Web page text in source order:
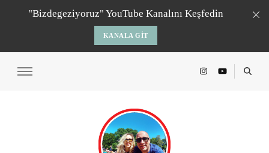
"Bizdegeziyoruz" YouTube Kanalını Keşfedin
KANALA GIT